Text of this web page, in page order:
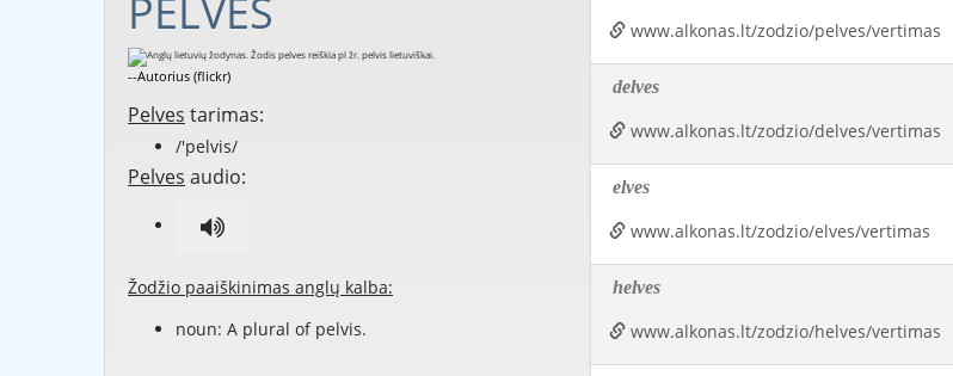
PELVES
--Autorius (flickr)
Pelves tarimas:
/'pelvis/
Pelves audio:
Žodžio paaiškinimas anglų kalba:
noun: A plural of pelvis.
www.alkonas.lt/zodzio/pelves/vertimas
delves
www.alkonas.lt/zodzio/delves/vertimas
elves
www.alkonas.lt/zodzio/elves/vertimas
helves
www.alkonas.lt/zodzio/helves/vertimas